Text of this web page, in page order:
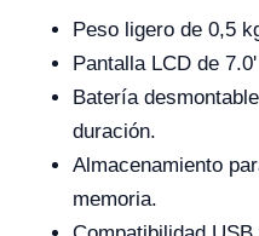
Peso ligero de 0,5
Pantalla LCD de
Batería
duración.
Almacenamiento
memoria.